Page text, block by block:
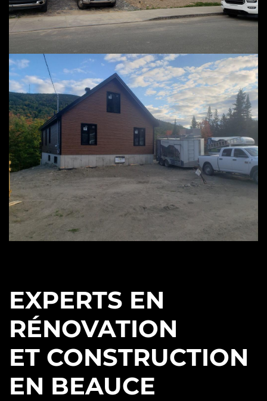
EXPERTS EN
RÉNOVATION
ET CONSTRUCTION
EN BEAUCE